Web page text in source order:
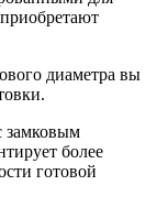
диаметра вы
замковым
более
готовой